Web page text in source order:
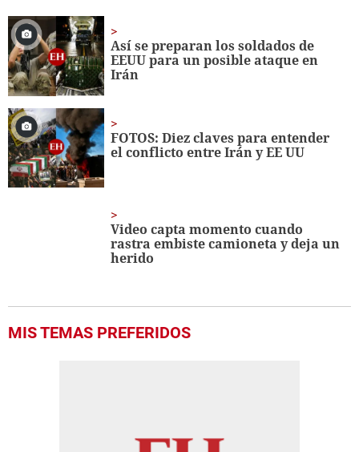
1
minute,
1
second
Así se preparan los soldados de
EEUU para un posible ataque en
Irán
FOTOS: Diez claves para entender
el conflicto entre Irán y EE UU
Video capta momento cuando
rastra embiste camioneta y deja un
herido
MIS TEMAS PREFERIDOS